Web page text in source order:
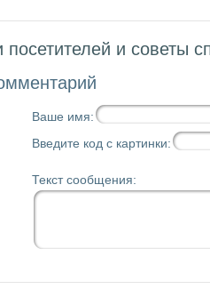
и советы
Ваше имя:
Введите код с картинки:
Текст сообщения: